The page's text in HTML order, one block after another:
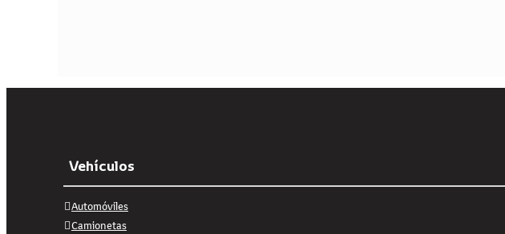
Vehículos
Automóviles
Camionetas